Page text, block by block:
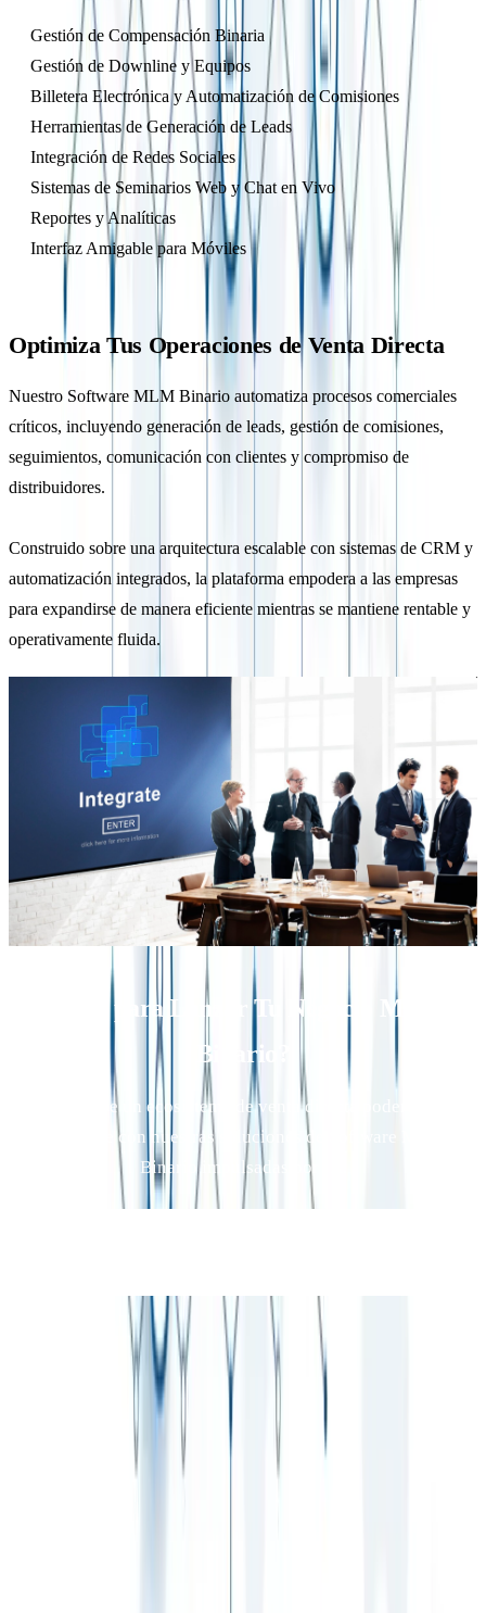
Gestión de Compensación Binaria
Gestión de Downline y Equipos
Billetera Electrónica y Automatización de Comisiones
Herramientas de Generación de Leads
Integración de Redes Sociales
Sistemas de Seminarios Web y Chat en Vivo
Reportes y Analíticas
Interfaz Amigable para Móviles
Optimiza Tus Operaciones de Venta Directa
Nuestro Software MLM Binario automatiza procesos comerciales
críticos, incluyendo generación de leads, gestión de comisiones,
seguimientos, comunicación con clientes y compromiso de
distribuidores.
Construido sobre una arquitectura escalable con sistemas de CRM y
automatización integrados, la plataforma empodera a las empresas
para expandirse de manera eficiente mientras se mantiene rentable y
operativamente fluida.
¿Listo para Lanzar Tu Negocio MLM
Binario?
Construye un ecosistema de venta directa poderoso y
escalable con nuestras soluciones de Software MLM
Binario impulsadas por IA.
Software MLM. Consultoría. Crecimiento.